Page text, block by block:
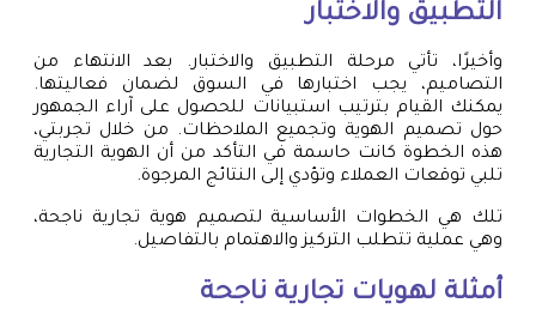
التطبيق والاختبار
وأخيرًا، تأتي مرحلة التطبيق والاختبار. بعد الانتهاء من
التصاميم، يجب اختبارها في السوق لضمان فعاليتها.
يمكنك القيام بترتيب استبيانات للحصول على آراء الجمهور
حول تصميم الهوية وتجميع الملاحظات. من خلال تجربتي،
هذه الخطوة كانت حاسمة في التأكد من أن الهوية التجارية
تلبي توقعات العملاء وتؤدي إلى النتائج المرجوة.
تلك هي الخطوات الأساسية لتصميم هوية تجارية ناجحة،
وهي عملية تتطلب التركيز والاهتمام بالتفاصيل.
أمثلة لهويات تجارية ناجحة